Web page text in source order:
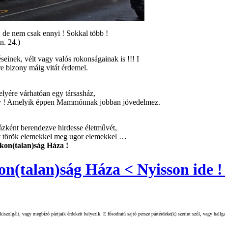
de nem csak ennyi ! Sokkal több !
24.)
vélt vagy valós rokonságainak is !!! I
bizony máig vitát érdemel.
várhatóan egy társasház,
Amelyik éppen Mammónnak jobban jövedelmez.
berendezve hirdesse életművét,
elemekkel meg ugor elemekkel …
Háza !
Háza < Nyisson ide
vagy megbízó pártjaik érdekeit helyezik. E fősodratú sajtó persze pártérdeke(k) szerint szól, vagy